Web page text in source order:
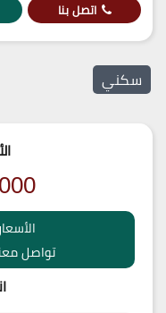
اتصل بنا
سكني
تواصل